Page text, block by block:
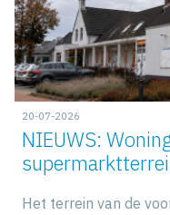
20-07-2026
NIEUWS:
Het terrein van de